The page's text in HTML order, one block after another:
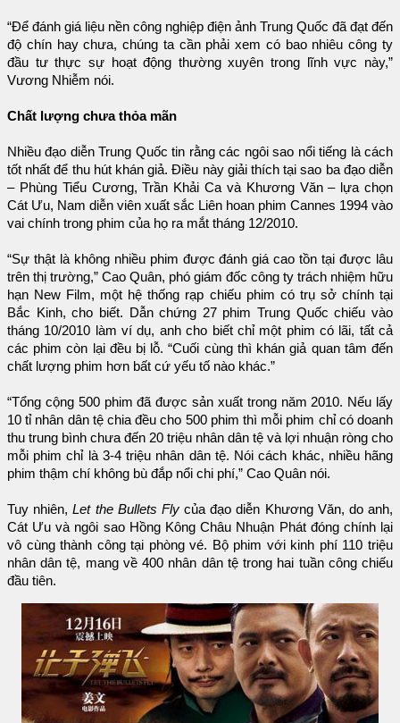
“Để đánh giá liệu nền công nghiệp điện ảnh Trung Quốc đã đạt đến
độ chín hay chưa, chúng ta cần phải xem có bao nhiêu công ty
đầu tư thực sự hoạt động thường xuyên trong lĩnh vực này,”
Vương Nhiễm nói.
Chất lượng chưa thỏa mãn
Nhiều đạo diễn Trung Quốc tin rằng các ngôi sao nổi tiếng là cách
tốt nhất để thu hút khán giả. Điều này giải thích tại sao ba đạo diễn
– Phùng Tiểu Cương, Trần Khải Ca và Khương Văn – lựa chọn
Cát Ưu, Nam diễn viên xuất sắc Liên hoan phim Cannes 1994 vào
vai chính trong phim của họ ra mắt tháng 12/2010.
“Sự thật là không nhiều phim được đánh giá cao tồn tại được lâu
trên thị trường,” Cao Quân, phó giám đốc công ty trách nhiệm hữu
hạn New Film, một hệ thống rạp chiếu phim có trụ sở chính tại
Bắc Kinh, cho biết. Dẫn chứng 27 phim Trung Quốc chiếu vào
tháng 10/2010 làm ví dụ, anh cho biết chỉ một phim có lãi, tất cả
các phim còn lại đều bị lỗ. “Cuối cùng thì khán giả quan tâm đến
chất lượng phim hơn bất cứ yếu tố nào khác.”
“Tổng cộng 500 phim đã được sản xuất trong năm 2010. Nếu lấy
10 tỉ nhân dân tệ chia đều cho 500 phim thì mỗi phim chỉ có doanh
thu trung bình chưa đến 20 triệu nhân dân tệ và lợi nhuận ròng cho
mỗi phim chỉ là 3-4 triệu nhân dân tệ. Nói cách khác, nhiều hãng
phim thậm chí không bù đắp nổi chi phí,” Cao Quân nói.
Tuy nhiên,Let the Bullets Flycủa đạo diễn Khương Văn, do anh,
Cát Ưu và ngôi sao Hồng Kông Châu Nhuận Phát đóng chính lại
vô cùng thành công tại phòng vé. Bộ phim với kinh phí 110 triệu
nhân dân tệ, mang về 400 nhân dân tệ trong hai tuần công chiếu
đầu tiên.